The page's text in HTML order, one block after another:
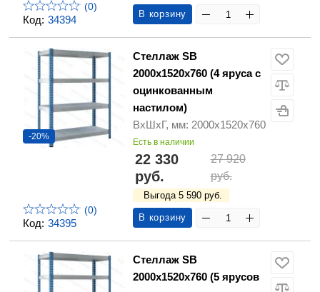
Код: 34394
(0)
В корзину
Код: 34395
-20%
(0)
Стеллаж SB
2000х1520х760 (4 яруса с
оцинкованным
настилом)
ВхШхГ, мм: 2000х1520х760
Есть в наличии
22 330
руб.
27 920
руб.
Выгода 5 590 руб.
В корзину
Стеллаж SB
2000х1520х760 (5 ярусов